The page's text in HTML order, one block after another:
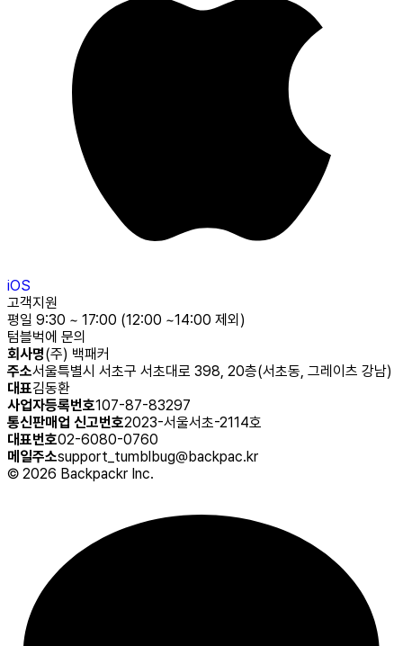
iOS
고객지원
평일 9:30 ~ 17:00 (12:00 ~14:00 제외)
텀블벅에 문의
회사명(주) 백패커
주소서울특별시 서초구 서초대로 398, 20층(서초동, 그레이츠 강남)
대표김동환
사업자등록번호107-87-83297
통신판매업 신고번호2023-서울서초-2114호
대표번호02-6080-0760
메일주소support_tumblbug@backpac.kr
© 2026 Backpackr Inc.